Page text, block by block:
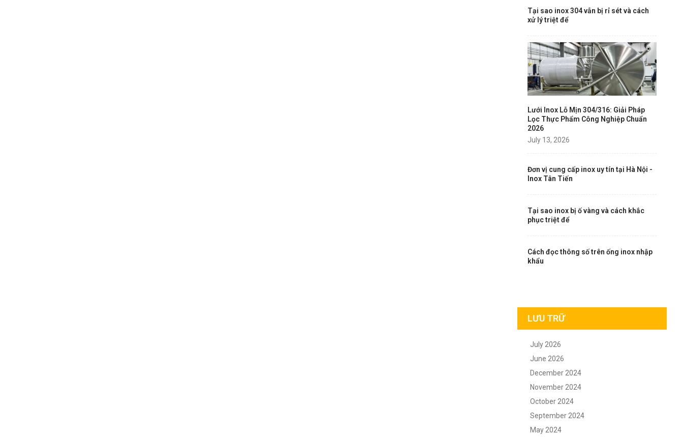
Tại sao inox 304 vẫn bị rỉ sét và cách
xử lý triệt để
Lưới Inox Lỗ Mịn 304/316: Giải Pháp
Lọc Thực Phẩm Công Nghiệp Chuẩn
2026
July 13, 2026
Đơn vị cung cấp inox uy tín tại Hà Nội -
Inox Tân Tiến
Tại sao inox bị ố vàng và cách khắc
phục triệt để
Cách đọc thông số trên ống inox nhập
khẩu
LƯU TRỮ
July 2026
June 2026
December 2024
November 2024
October 2024
September 2024
May 2024